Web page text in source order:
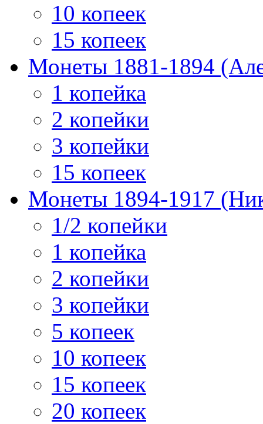
10 копеек
15 копеек
Монеты 1881-1894
1 копейка
2 копейки
3 копейки
15 копеек
Монеты 1894-1917
1/2 копейки
1 копейка
2 копейки
3 копейки
5 копеек
10 копеек
15 копеек
20 копеек